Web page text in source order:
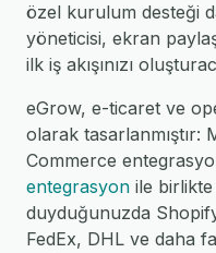
özel kurulum desteği
yöneticisi, ekran
ilk iş akışınızı
eGrow, e-ticaret ve
olarak tasarlanmıştır:
Commerce
entegrasyon ile birlikte
duyduğunuzda
FedEx, DHL ve daha